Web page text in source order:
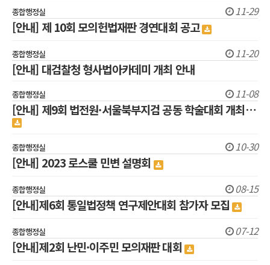
종합행정실 11-29
[안내] 제 10회 모의헌법재판 경연대회 공고
종합행정실 11-20
[안내] 대검찰청 형사법아카데미 개최 안내
종합행정실 11-08
[안내] 제9회 법전원·서울북부지검 공동 학술대회 개최…
종합행정실 10-30
[안내] 2023 로스쿨 민변 설명회
종합행정실 08-15
[안내]제6회 통일법정책 연구제안대회 참가자 모집
종합행정실 07-12
[안내]제2회 난민·이주민 모의재판 대회